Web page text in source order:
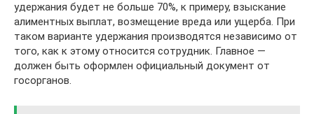
удержания будет не больше 70%, к примеру, взыскание
алиментных выплат, возмещение вреда или ущерба. При
таком варианте удержания производятся независимо от
того, как к этому относится сотрудник. Главное —
должен быть оформлен официальный документ от
госорганов.